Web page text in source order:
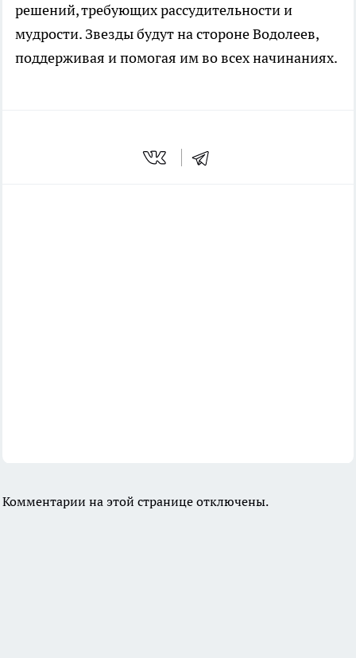
решений, требующих рассудительности и
мудрости. Звезды будут на стороне Водолеев,
поддерживая и помогая им во всех начинаниях.
Комментарии на этой странице отключены.